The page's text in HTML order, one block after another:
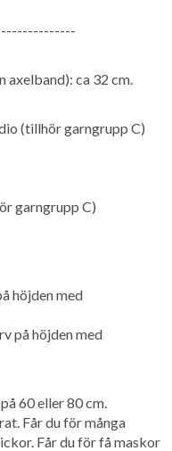
ca 32 cm.
(tillhör garngrupp C)
garngrupp C)
höjden med
på höjden med
60 eller 80 cm.
Får du för många
Får du för få maskor